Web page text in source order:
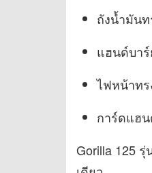
ถังน้ำมัน
แฮนด์บาร์
ไฟหน้าท
การ์ดแฮ
Gorilla 125